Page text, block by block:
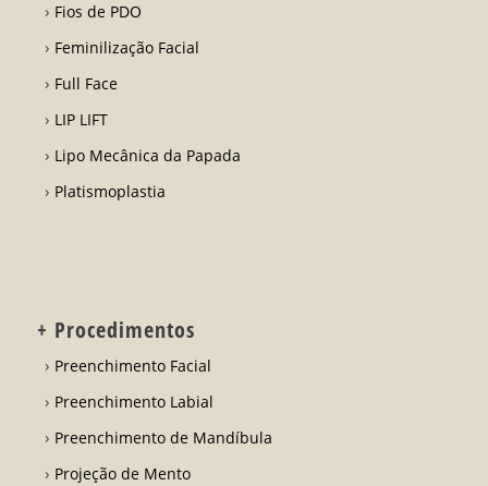
Fios de PDO
Feminilização Facial
Full Face
LIP LIFT
Lipo Mecânica da Papada
Platismoplastia
+ Procedimentos
Preenchimento Facial
Preenchimento Labial
Preenchimento de Mandíbula
Projeção de Mento